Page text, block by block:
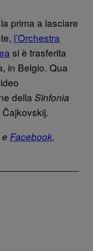
prima a lasciare
l’Orchestra
si è trasferita
in Belgio. Qua
della Sinfonia
Čajkovskij.
e Facebook.